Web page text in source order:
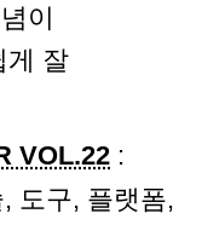
이
게 잘
VOL.22 :
도구, 플랫폼,